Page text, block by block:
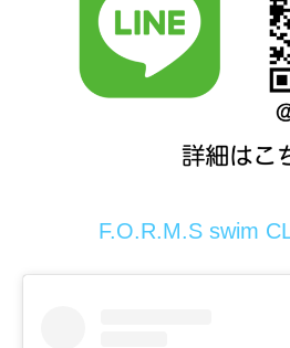
F.O.R.M.S swim